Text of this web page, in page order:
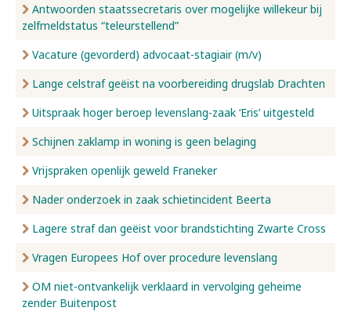
Antwoorden staatssecretaris over mogelijke willekeur bij
zelfmeldstatus “teleurstellend”
Vacature (gevorderd) advocaat-stagiair (m/v)
Lange celstraf geëist na voorbereiding drugslab Drachten
Uitspraak hoger beroep levenslang-zaak ‘Eris’ uitgesteld
Schijnen zaklamp in woning is geen belaging
Vrijspraken openlijk geweld Franeker
Nader onderzoek in zaak schietincident Beerta
Lagere straf dan geëist voor brandstichting Zwarte Cross
Vragen Europees Hof over procedure levenslang
OM niet-ontvankelijk verklaard in vervolging geheime
zender Buitenpost